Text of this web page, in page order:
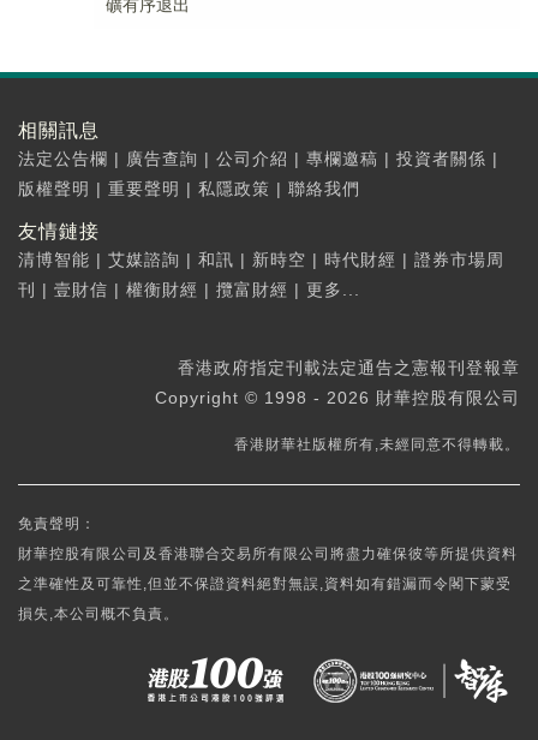
礦有序退出
相關訊息
法定公告欄 | 廣告查詢 | 公司介紹 | 專欄邀稿 | 投資者關係 |
版權聲明 | 重要聲明 | 私隱政策 | 聯絡我們
友情鏈接
清博智能 | 艾媒諮詢 | 和訊 | 新時空 | 時代財經 | 證券市場周
刊
| 壹財信 | 權衡財經 | 攬富財經 | 更多...
香港政府指定刊載法定通告之憲報刊登報章
Copyright © 1998 - 2026 財華控股有限公司
香港財華社版權所有,未經同意不得轉載。
免責聲明：
財華控股有限公司及香港聯合交易所有限公司將盡力確保彼等所提供資料
之準確性及可靠性,但並不保證資料絕對無誤,資料如有錯漏而令閣下蒙受
損失,本公司概不負責。